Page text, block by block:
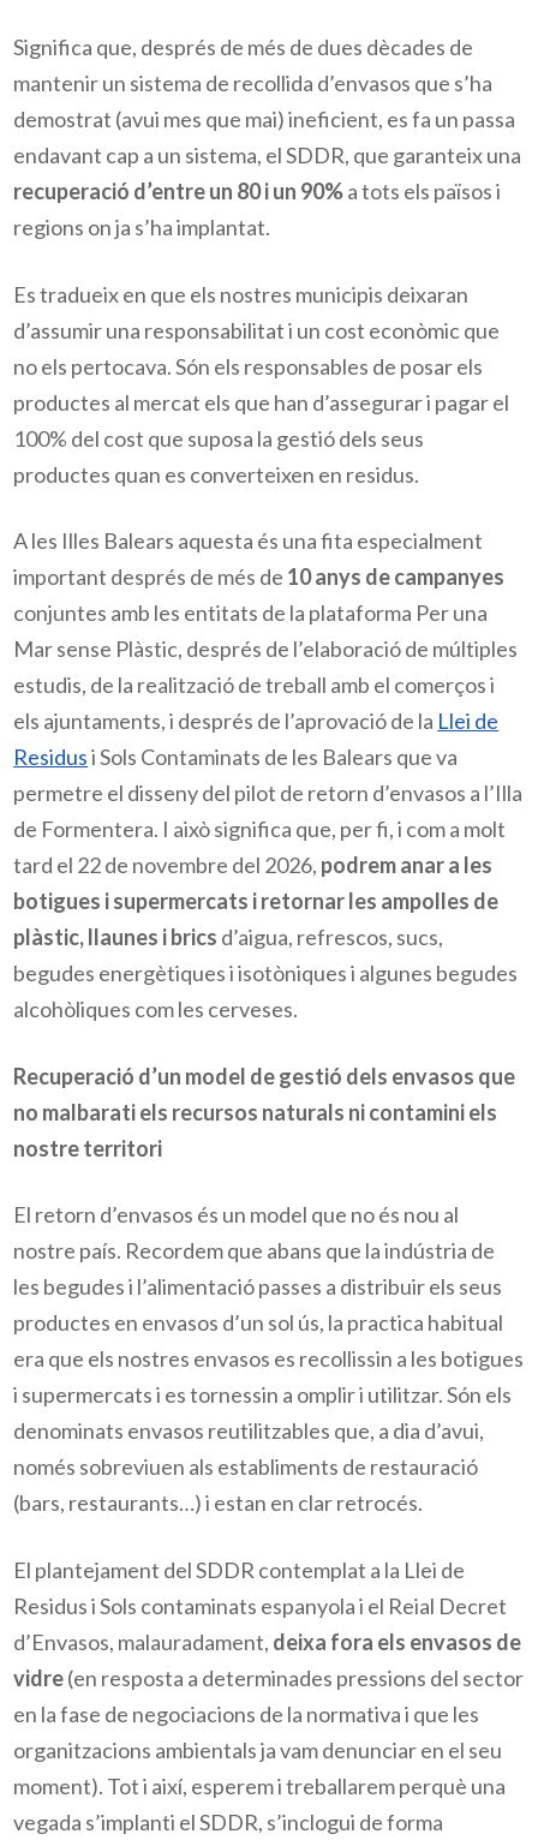
Significa que, després de més de dues dècades de
mantenir un sistema de recollida d’envasos que s’ha
demostrat (avui mes que mai) ineficient, es fa un passa
endavant cap a un sistema, el SDDR, que garanteix una
recuperació d’entre un 80 i un 90%a tots els països i
regions on ja s’ha implantat.
Es tradueix en que els nostres municipis deixaran
d’assumir una responsabilitat i un cost econòmic que
no els pertocava. Són els responsables de posar els
productes al mercat els que han d’assegurar i pagar el
100% del cost que suposa la gestió dels seus
productes quan es converteixen en residus.
A les Illes Balears aquesta és una fita especialment
important després de més de 10 anys de campanyes
conjuntes amb les entitats de la plataforma Per una
Mar sense Plàstic, després de l’elaboració de múltiples
estudis, de la realització de treball amb el comerços i
els ajuntaments, i després de l’aprovació de la Llei de
Residusi Sols Contaminats de les Balears que va
permetre el disseny del pilot de retorn d’envasos a l’Illa
de Formentera. I això significa que, per fi, i com a molt
tard el 22 de novembre del 2026, podrem anar a les
botigues i supermercats i retornar les ampolles de
plàstic, llaunes i brics d’aigua, refrescos, sucs,
begudes energètiques i isotòniques i algunes begudes
alcohòliques com les cerveses.
Recuperació d’un model de gestió dels envasos que
no malbarati els recursos naturals ni contamini els
nostre territori
El retorn d’envasos és un model que no és nou al
nostre país. Recordem que abans que la indústria de
les begudes i l’alimentació passes a distribuir els seus
productes en envasos d’un sol ús, la practica habitual
era que els nostres envasos es recollissin a les botigues
i supermercats i es tornessin a omplir i utilitzar. Són els
denominats envasos reutilitzables que, a dia d’avui,
només sobreviuen als establiments de restauració
(bars, restaurants…) i estan en clar retrocés.
El plantejament del SDDR contemplat a la Llei de
Residus i Sols contaminats espanyola i el Reial Decret
d’Envasos, malauradament, deixa fora els envasos de
vidre(en resposta a determinades pressions del sector
en la fase de negociacions de la normativa i que les
organitzacions ambientals ja vam denunciar en el seu
moment). Tot i així, esperem i treballarem perquè una
vegada s’implanti el SDDR, s’inclogui de forma